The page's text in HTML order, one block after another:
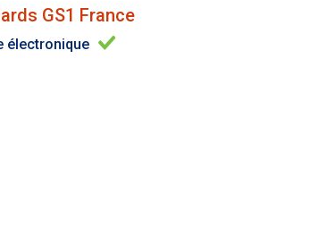
GS1 France
électronique